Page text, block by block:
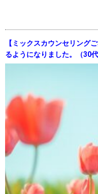
【ミックスカウンセリング
るようになりました。（30代